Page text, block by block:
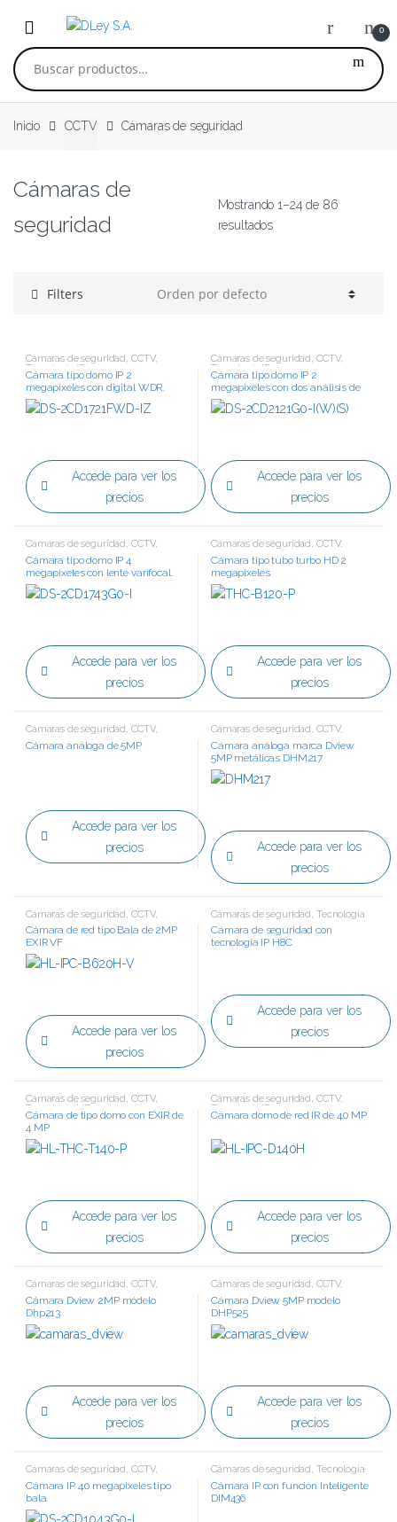
0
Buscar por:
Inicio CCTV Cámaras de seguridad
Cámaras de
seguridad
Mostrando 1–24 de 86
resultados
Filters
Cámaras de seguridad, CCTV,
Tecnología IP
Cámara tipo domo IP 2
megapixeles con digital WDR.
Accede para ver los
precios
Cámaras de seguridad, CCTV,
Tecnología IP
Cámara tipo domo IP 2
megapixeles con dos análisis de
comportamiento.
Accede para ver los
precios
Cámaras de seguridad, CCTV,
Cámara tipo domo IP 4
megapixeles con lente varifocal.
Accede para ver los
precios
Cámaras de seguridad, CCTV,
Cámara tipo tubo turbo HD 2
megapixeles.
Accede para ver los
precios
Cámaras de seguridad, CCTV,
Tecnología HD
Cámara análoga de 5MP
Accede para ver los
precios
Cámaras de seguridad, CCTV,
Tecnología HD
Cámara análoga marca Dview
5MP metálicas DHM217
Accede para ver los
precios
Cámaras de seguridad CCTV,
Cámara de red tipo Bala de 2MP
EXIR VF
Accede para ver los
precios
Cámaras de seguridad Tecnología
Cámara de seguridad con
tecnología IP H8C
Accede para ver los
precios
Cámaras de seguridad, CCTV,
Tecnología HD
Cámara de tipo domo con EXIR de
4 MP
Accede para ver los
precios
Cámaras de seguridad, CCTV,
Tecnología IP
Cámara domo de red IR de 4.0 MP
Accede para ver los
precios
Cámaras de seguridad, CCTV,
Cámara Dview 2MP módelo
Dhp213
Accede para ver los
precios
Cámaras de seguridad, CCTV,
Cámara Dview 5MP modelo
DHP525
Accede para ver los
precios
Cámaras de seguridad CCTV,
Cámara IP 4.0 megapixeles tipo
bala.
Cámaras de seguridad Tecnología
Cámara IP con función Inteligente
DIM436